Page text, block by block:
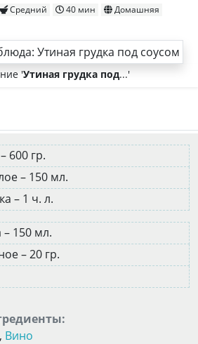
Средний 40 мин
Домашняя
'Утиная грудка под...'
600 гр.
– 150 мл.
– 1 ч. л.
– 150 мл.
– 20 гр.
, Вино